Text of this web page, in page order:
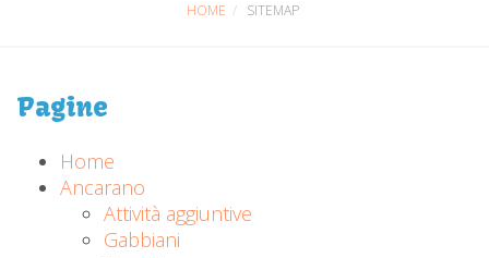
HOME SITEMAP
Pagine
Home
Ancarano
Attività aggiuntive
Gabbiani